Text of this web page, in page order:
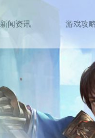
新闻资讯 游戏攻